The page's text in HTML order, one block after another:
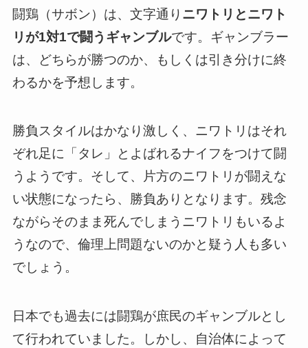
闘鶏（サボン）は、文字通り ニワトリとニワト
リが1対1で闘うギャンブルです。ギャンブラー
は、どちらが勝つのか、もしくは引き分けに終
わるかを予想します。
勝負スタイルはかなり激しく、ニワトリはそれ
ぞれ足に「タレ」とよばれるナイフをつけて闘
うようです。そして、片方のニワトリが闘えな
い状態になったら、勝負ありとなります。残念
ながらそのまま死んでしまうニワトリもいるよ
うなので、倫理上問題ないのかと疑う人も多い
でしょう。
日本でも過去には闘鶏が庶民のギャンブルとし
て行われていました。しかし、自治体によって